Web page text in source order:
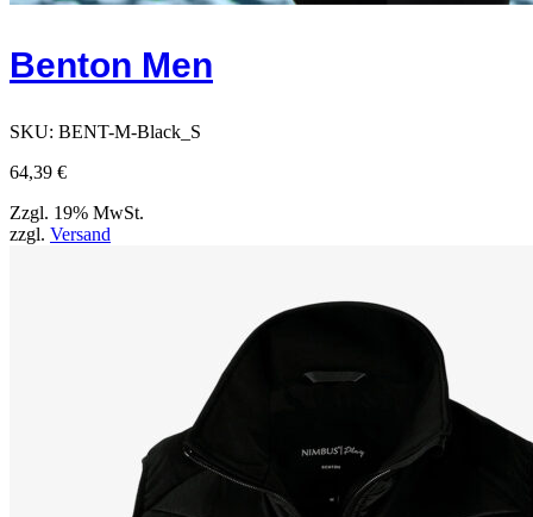
Benton Men
SKU: BENT-M-Black_S
64,39 €
Zzgl. 19% MwSt.
zzgl. Versand